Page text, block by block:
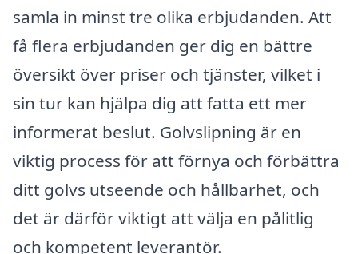
samla in minst tre olika erbjudanden. Att
få flera erbjudanden ger dig en bättre
översikt över priser och tjänster, vilket i
sin tur kan hjälpa dig att fatta ett mer
informerat beslut. Golvslipning är en
viktig process för att förnya och förbättra
ditt golvs utseende och hållbarhet, och
det är därför viktigt att välja en pålitlig
och kompetent leverantör.